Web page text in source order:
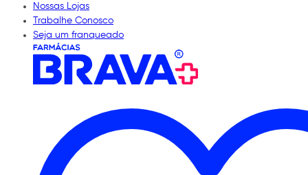
Nossas Lojas
Trabalhe Conosco
Seja um franqueado